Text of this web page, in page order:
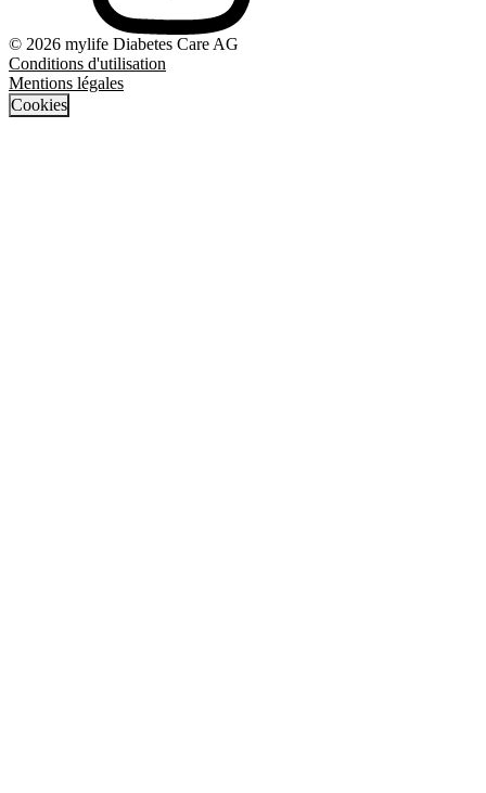
© 2026 mylife Diabetes Care AG
Conditions d'utilisation
Mentions légales
Cookies